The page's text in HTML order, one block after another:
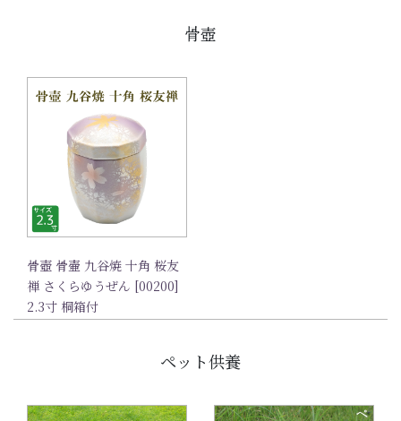
骨壺
骨壺 骨壷 九谷焼 十角 桜友
禅 さくらゆうぜん [00200]
2.3寸 桐箱付
ペット供養